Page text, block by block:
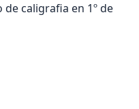
caligrafia en 1º de